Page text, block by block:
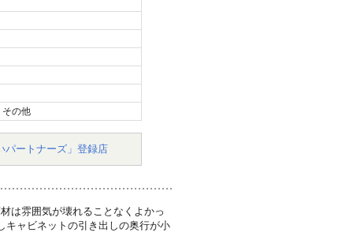
の他
パートナーズ」登録店
は雰囲気が壊れることなくよかっ
キャビネットの引き出しの奥行が小